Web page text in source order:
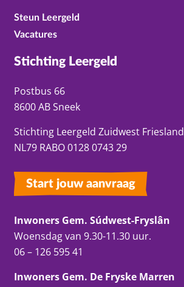
Steun Leergeld
Vacatures
Stichting Leergeld
Postbus 66
8600 AB Sneek
Stichting Leergeld Zuidwest Friesland
NL79 RABO 0128 0743 29
Start jouw aanvraag
Inwoners Gem. Súdwest-Fryslân
Woensdag van 9.30-11.30 uur.
06 – 126 595 41
Inwoners Gem. De Fryske Marren